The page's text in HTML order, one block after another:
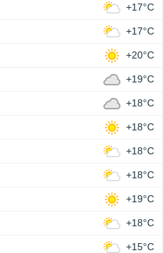
+17°C
+17°C
+20°C
+19°C
+18°C
+18°C
+18°C
+18°C
+19°C
+18°C
+15°C